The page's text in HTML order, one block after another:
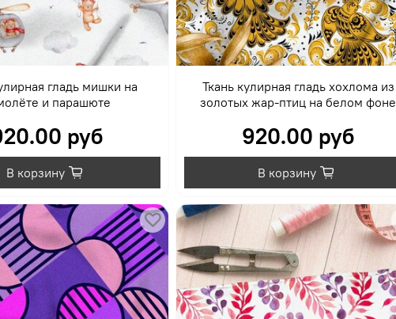
гладь мишки на
и парашюте
руб
В корзину
Ткань кулирная гладь хохлома из
золотых жар-птиц на белом фоне
920.00 руб
В корзину